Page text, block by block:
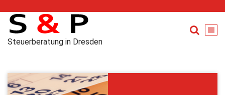
Steuerberatung in Dresden